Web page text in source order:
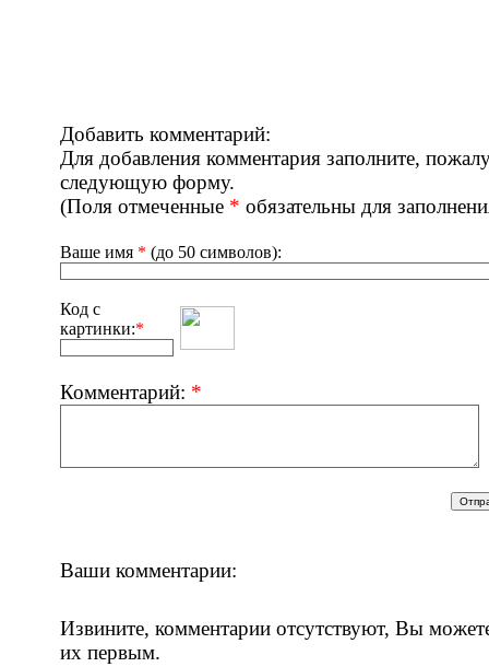
Добавить комментарий:
Для добавления комментария заполните,
следующую форму.
(Поля отмеченные * обязательны для
Ваше имя * (до 50 символов):
Код с
картинки:*
Комментарий: *
Ваши комментарии:
Извините, комментарии отсутствуют, Вы
их первым.